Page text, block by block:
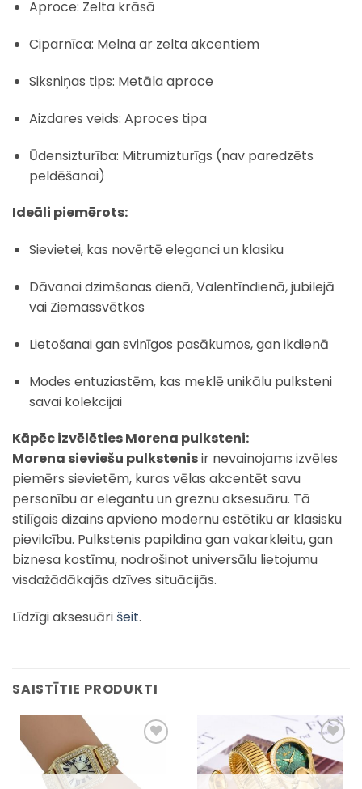
Aproce: Zelta krāsā
Ciparnīca: Melna ar zelta akcentiem
Siksniņas tips: Metāla aproce
Aizdares veids: Aproces tipa
Ūdensizturība: Mitrumizturīgs (nav paredzēts
peldēšanai)
Ideāli piemērots:
Sievietei, kas novērtē eleganci un klasiku
Dāvanai dzimšanas dienā, Valentīndienā, jubilejā
vai Ziemassvētkos
Lietošanai gan svinīgos pasākumos, gan ikdienā
Modes entuziastēm, kas meklē unikālu pulksteni
savai kolekcijai
Kāpēc izvēlēties Morena pulksteni:
Morena sieviešu pulkstenisir nevainojams izvēles
piemērs sievietēm, kuras vēlas akcentēt savu
personību ar elegantu un greznu aksesuāru. Tā
stilīgais dizains apvieno modernu estētiku ar klasisku
pievilcību. Pulkstenis papildina gan vakarkleitu, gan
biznesa kostīmu, nodrošinot universālu lietojumu
visdažādākajās dzīves situācijās.
Līdzīgi aksesuāri šeit.
SAISTĪTIE PRODUKTI